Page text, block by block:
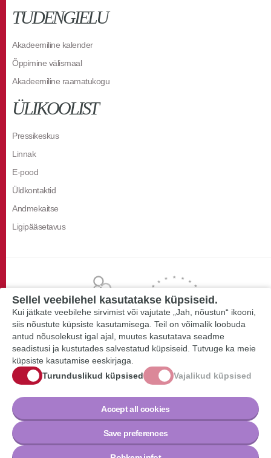
TUDENGIELU
Akadeemiline kalender
Õppimine välismaal
Akadeemiline raamatukogu
ÜLIKOOLIST
Pressikeskus
Linnak
E-pood
Üldkontaktid
Andmekaitse
Ligipääsetavus
Sellel veebilehel kasutatakse küpsiseid.
Kui jätkate veebilehe sirvimist või vajutate „Jah, nõustun“ ikooni,
siis nõustute küpsiste kasutamisega. Teil on võimalik loobuda
antud nõusolekust igal ajal, muutes kasutatava seadme
seadistusi ja kustutades salvestatud küpsiseid. Tutvuge ka meie
küpsiste kasutamise eeskirjaga.
Turunduslikud küpsised
Vajalikud küpsised
Accept all cookies
Save preferences